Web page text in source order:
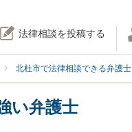
法律相談を投稿する
北杜市で法律相談できる弁護士
い弁護士